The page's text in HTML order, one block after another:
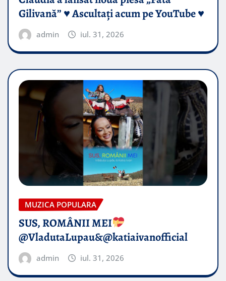
Gilivană” ♥️ Ascultați acum pe YouTube ♥️
admin iul. 31, 2026
MUZICA POPULARA
SUS, ROMÂNII MEI
@VladutaLupau&@katiaivanofficial
admin iul. 31, 2026